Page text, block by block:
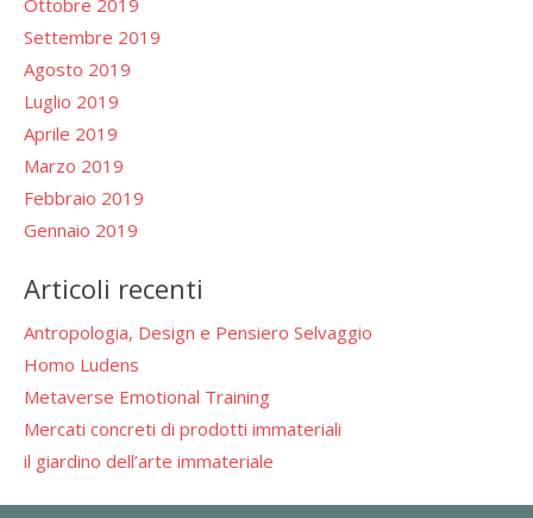
Settembre 2019
Agosto 2019
Luglio 2019
Aprile 2019
Marzo 2019
Febbraio 2019
Gennaio 2019
Articoli recenti
Antropologia, Design e Pensiero Selvaggio
Homo Ludens
Metaverse Emotional Training
Mercati concreti di prodotti immateriali
il giardino dell’arte immateriale